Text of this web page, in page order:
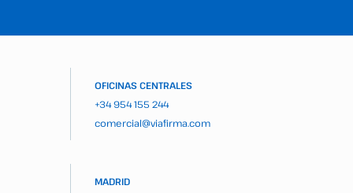
OFICINAS CENTRALES
+34 954 155 244
comercial@viafirma.com
MADRID